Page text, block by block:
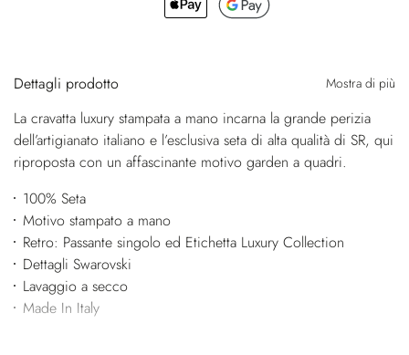
Dettagli prodotto Mostra di più
La cravatta luxury stampata a mano incarna la grande perizia
dell’artigianato italiano e l’esclusiva seta di alta qualità di SR, qui
riproposta con un affascinante motivo garden a quadri.
100% Seta
Motivo stampato a mano
Retro: Passante singolo ed Etichetta Luxury Collection
Dettagli Swarovski
Lavaggio a secco
Made In Italy